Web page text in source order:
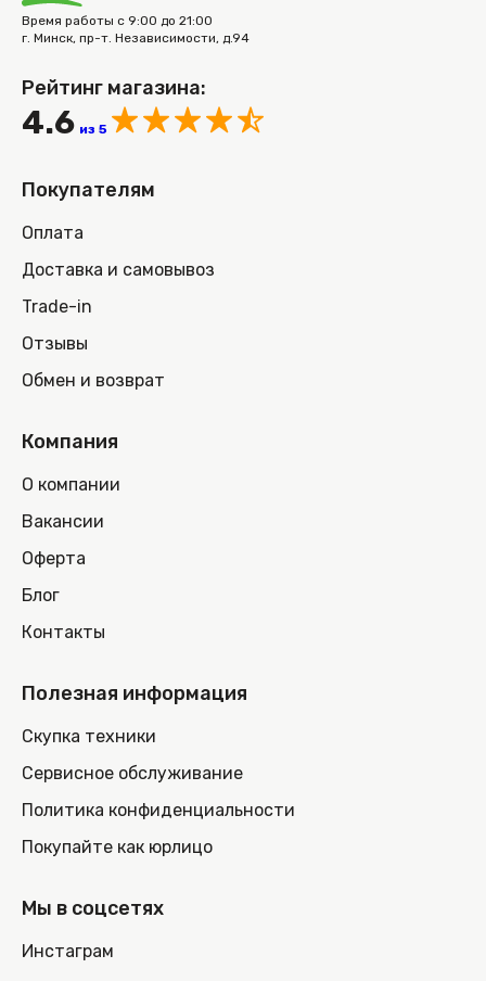
Время работы с 9:00 до 21:00
г. Минск, пр-т. Независимости, д.94
Рейтинг магазина:
4.6 из 5
Покупателям
Оплата
Доставка и самовывоз
Trade-in
Отзывы
Обмен и возврат
Компания
О компании
Вакансии
Оферта
Блог
Контакты
Полезная информация
Скупка техники
Сервисное обслуживание
Политика конфиденциальности
Покупайте как юрлицо
Мы в соцсетях
Инстаграм